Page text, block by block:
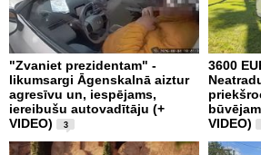
"Zvaniet prezidentam" -
likumsargi Āgenskalnā aiztur
agresīvu un, iespējams,
iereibušu autovadītāju (+
VIDEO)
3
3600
VIDEO)